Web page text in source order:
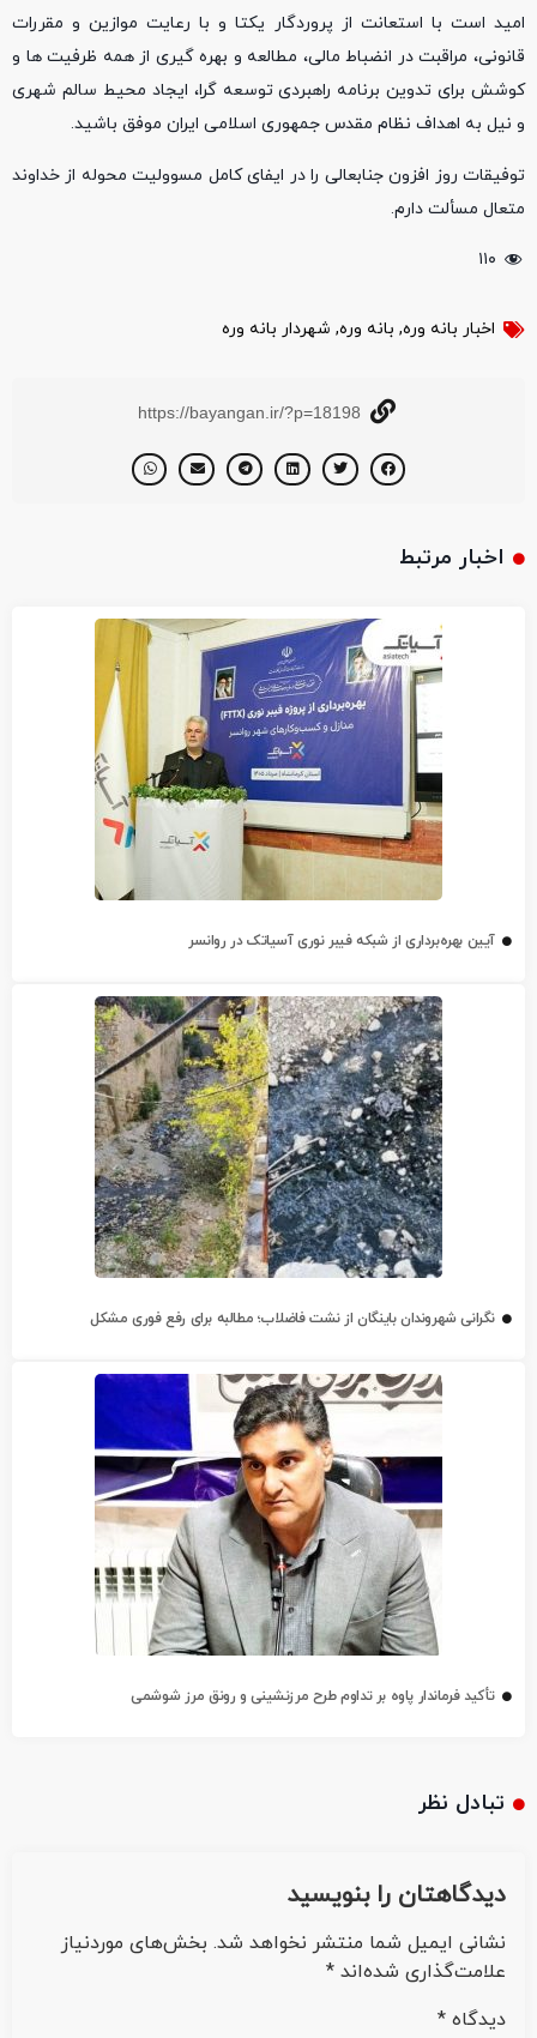
امید است با استعانت از پروردگار یکتا و با رعایت موازین و مقررات
قانونی، مراقبت در انضباط مالی، مطالعه و بهره گیری از همه ظرفیت ها و
کوشش برای تدوین برنامه راهبردی توسعه گرا، ایجاد محیط سالم شهری
و نیل به اهداف نظام مقدس جمهوری اسلامی ایران موفق باشید.
توفیقات روز افزون جنابعالی را در ایفای کامل مسوولیت محوله از خداوند
متعال مسألت دارم.
۱۱۰
اخبار بانه وره, بانه وره, شهردار بانه وره
https://bayangan.ir/?p=18198
اخبار مرتبط
آیین بهره‌برداری از شبکه فیبر نوری آسیاتک در روانسر
نگرانی شهروندان باینگان از نشت فاضلاب؛ مطالبه برای رفع فوری مشکل
تأکید فرماندار پاوه بر تداوم طرح مرزنشینی و رونق مرز شوشمی
تبادل نظر
دیدگاهتان را بنویسید
نشانی ایمیل شما منتشر نخواهد شد. بخش‌های موردنیاز
علامت‌گذاری شده‌اند *
دیدگاه *